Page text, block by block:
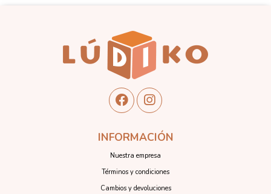
INFORMACIÓN
Nuestra empresa
Términos y condiciones
Cambios y devoluciones